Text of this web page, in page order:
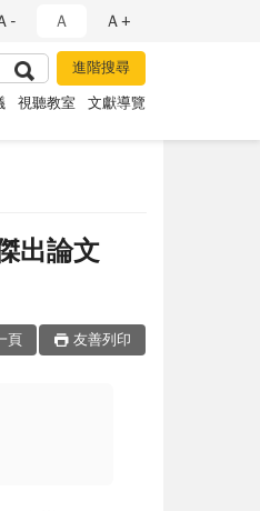
- Ａ Ａ+
視聽教室 文獻導覽
出論文
頁 友善列印